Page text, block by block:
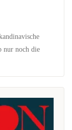
nur noch die